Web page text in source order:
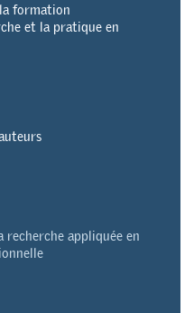
formation
et la pratique en
recherche appliquée en